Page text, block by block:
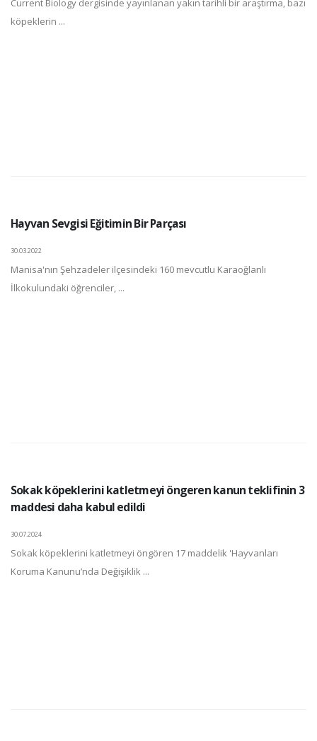
Current Biology dergisinde yayınlanan yakın tarihli bir araştırma, bazı
köpeklerin ...
Hayvan Sevgisi Eğitimin Bir Parçası
30.03.2022
Manisa'nın Şehzadeler ilçesindeki 160 mevcutlu Karaoğlanlı
İlkokulundaki öğrenciler, ...
Sokak köpeklerini katletmeyi öngeren kanun teklifinin 3
maddesi daha kabul edildi
30.07.2024
Sokak köpeklerini katletmeyi öngören 17 maddelik 'Hayvanları
Koruma Kanunu’nda Değişiklik ...